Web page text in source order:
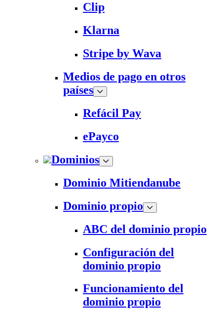
Clip
Klarna
Stripe by Wava
Medios de pago en otros
países
Refácil Pay
ePayco
Dominios
Dominio Mitiendanube
Dominio propio
ABC del dominio propio
Configuración del
dominio propio
Funcionamiento del
dominio propio